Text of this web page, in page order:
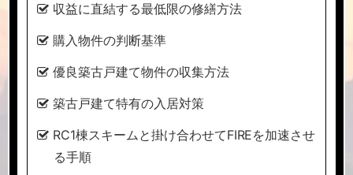
収益に直結する最低限の修繕方法
購入物件の判断基準
優良築古戸建て物件の収集方法
築古戸建て特有の入居対策
RC1棟スキームと掛け合わせてFIREを加速させ
る手順